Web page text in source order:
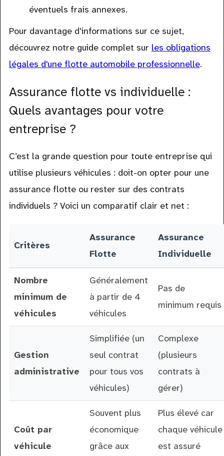
éventuels frais annexes.
Pour davantage d’informations sur ce sujet,
découvrez notre guide complet sur les obligations
légales d'une flotte automobile professionnelle.
Assurance flotte vs individuelle :
Quels avantages pour votre
entreprise ?
C’est la grande question pour toute entreprise qui
utilise plusieurs véhicules : doit-on opter pour une
assurance flotte ou rester sur des contrats
individuels ? Voici un comparatif clair et net :
Critères
Assurance
Flotte
Assurance
Individuelle
Nombre
minimum de
véhicules
Généralement
à partir de 4
véhicules
Pas de
minimum requis
Gestion
administrative
Simplifiée (un
seul contrat
pour tous vos
véhicules)
Complexe
(plusieurs
contrats à
gérer)
Coût par
véhicule
Souvent plus
économique
grâce aux
Plus élevé car
chaque véhicule
est assuré